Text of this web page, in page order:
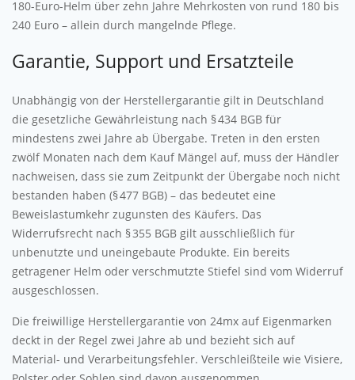
180-Euro-Helm über zehn Jahre Mehrkosten von rund 180 bis
240 Euro – allein durch mangelnde Pflege.
Garantie, Support und Ersatzteile
Unabhängig von der Herstellergarantie gilt in Deutschland
die gesetzliche Gewährleistung nach § 434 BGB für
mindestens zwei Jahre ab Übergabe. Treten in den ersten
zwölf Monaten nach dem Kauf Mängel auf, muss der Händler
nachweisen, dass sie zum Zeitpunkt der Übergabe noch nicht
bestanden haben (§ 477 BGB) – das bedeutet eine
Beweislastumkehr zugunsten des Käufers. Das
Widerrufsrecht nach § 355 BGB gilt ausschließlich für
unbenutzte und uneingebaute Produkte. Ein bereits
getragener Helm oder verschmutzte Stiefel sind vom Widerruf
ausgeschlossen.
Die freiwillige Herstellergarantie von 24mx auf Eigenmarken
deckt in der Regel zwei Jahre ab und bezieht sich auf
Material- und Verarbeitungsfehler. Verschleißteile wie Visiere,